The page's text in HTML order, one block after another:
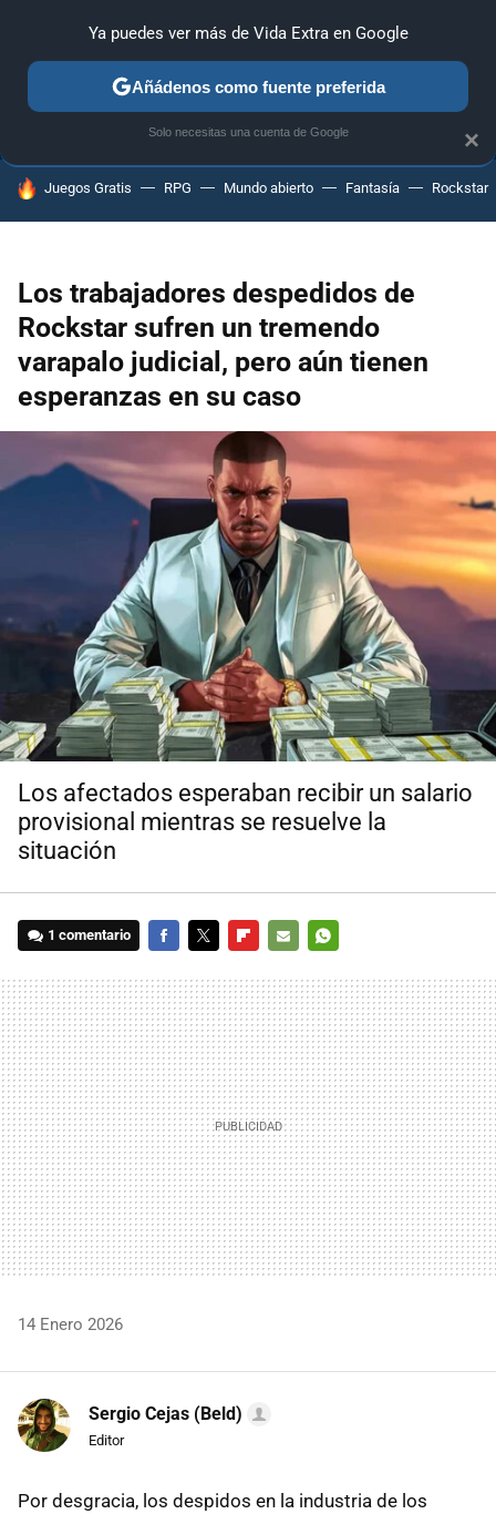
ANÁLISIS GUÍAS Y TRUCOS PC SONY NINTENDO
HOY SE HABLA DE
Juegos Gratis RPG Mundo abierto Fantasía Rockstar
Los trabajadores despedidos de
Rockstar sufren un tremendo
varapalo judicial, pero aún tienen
esperanzas en su caso
Los afectados esperaban recibir un salario
provisional mientras se resuelve la
situación
1 comentario
MAIL
14 Enero 2026
Sergio Cejas (Beld)
Editor
Por desgracia, los despidos en la industria de los
×
Ya puedes ver más de Vida Extra en Google
Añádenos como fuente preferida
Solo necesitas una cuenta de Google